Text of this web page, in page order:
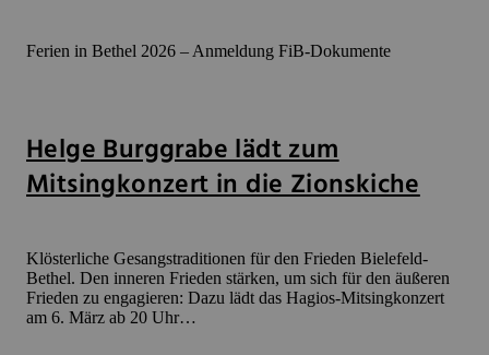
Ferien in Bethel 2026 – Anmeldung FiB-Dokumente
Helge Burggrabe lädt zum
Mitsingkonzert in die Zionskiche
Klösterliche Gesangstraditionen für den Frieden Bielefeld-
Bethel. Den inneren Frieden stärken, um sich für den äußeren
Frieden zu engagieren: Dazu lädt das Hagios-Mitsingkonzert
am 6. März ab 20 Uhr…